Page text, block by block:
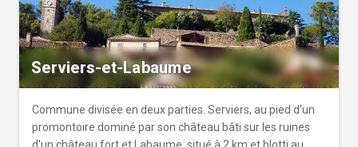
Serviers-et-Labaume
Commune divisée en deux parties. Serviers, au pied d'un
promontoire dominé par son château bâti sur les ruines